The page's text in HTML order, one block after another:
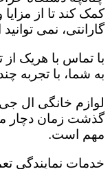
کمک کند تا از
گارانتی، نمی
با تماس با هریک
به شما، با تجربه
لوازم خانگی ال جی
گذشت زمان دچار
مهم است.
خدمات نمایندگی